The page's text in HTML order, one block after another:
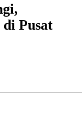
Pusat